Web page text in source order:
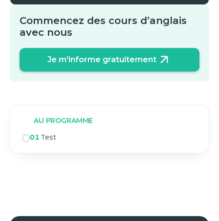
Commencez des cours d’anglais
avec nous
Je m'informe gratuitement
AU PROGRAMME
01 Test